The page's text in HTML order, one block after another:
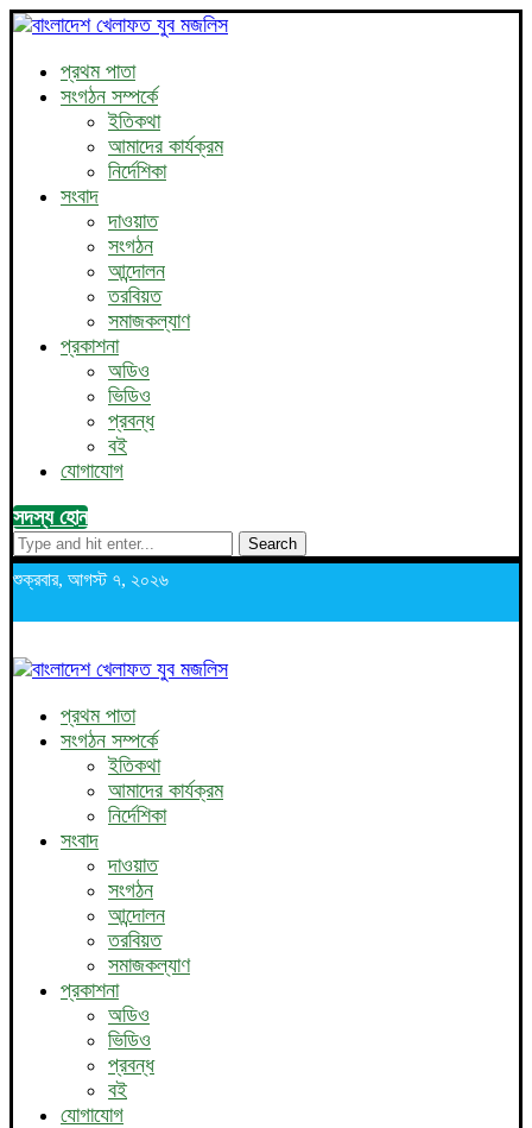
প্রথম পাতা
সংগঠন সম্পর্কে
ইতিকথা
আমাদের কার্যক্রম
নির্দেশিকা
সংবাদ
দাওয়াত
সংগঠন
আন্দোলন
তরবিয়ত
সমাজকল্যাণ
প্রকাশনা
অডিও
ভিডিও
প্রবন্ধ
বই
যোগাযোগ
সদস্য হোন
Search
শুক্রবার, আগস্ট ৭, ২০২৬
প্রথম পাতা
সংগঠন সম্পর্কে
ইতিকথা
আমাদের কার্যক্রম
নির্দেশিকা
সংবাদ
দাওয়াত
সংগঠন
আন্দোলন
তরবিয়ত
সমাজকল্যাণ
প্রকাশনা
অডিও
ভিডিও
প্রবন্ধ
বই
যোগাযোগ